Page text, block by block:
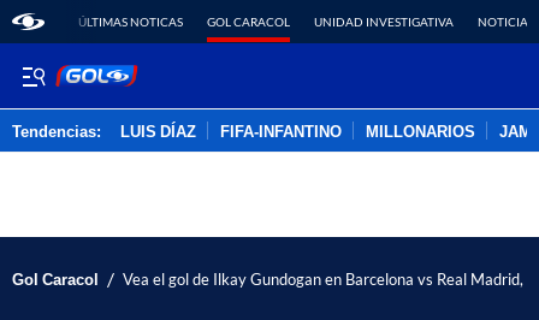
ÚLTIMAS NOTICAS GOL CARACOL UNIDAD INVESTIGATIVA NOTICIAS
Tendencias: LUIS DÍAZ FIFA-INFANTINO MILLONARIOS
Gol Caracol / Vea el gol de Ilkay Gundogan en Barcelona vs Real Madrid,